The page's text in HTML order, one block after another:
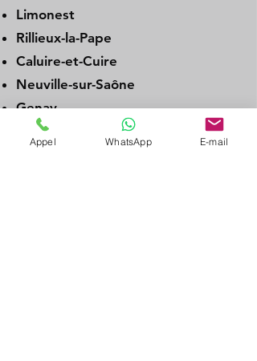
Limonest
Rillieux-la-Pape
Caluire-et-Cuire
Neuville-sur-Saône
Genay
Albigny-sur-Saône
Appel WhatsApp E-mail